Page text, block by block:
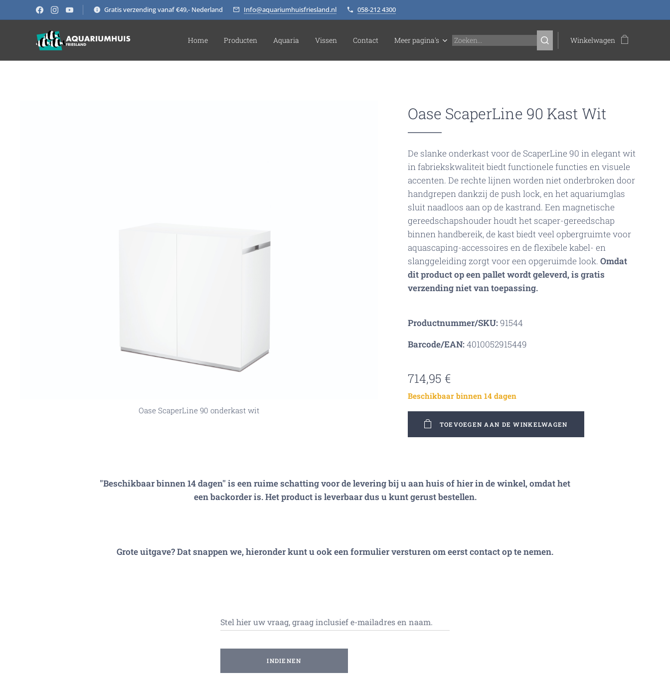
Gratis verzending vanaf €49,- Nederland Info@aquariumhuisfriesland.nl 058-212 4300
Home Producten Aquaria Vissen Contact Meer pagina's Winkelwagen
Oase ScaperLine 90 Kast Wit
Oase ScaperLine 90 onderkast wit
De slanke onderkast voor de ScaperLine 90 in elegant wit
in fabriekskwaliteit biedt functionele functies en visuele
accenten. De rechte lijnen worden niet onderbroken door
handgrepen dankzij de push lock, en het aquariumglas
sluit naadloos aan op de kastrand. Een magnetische
gereedschapshouder houdt het scaper-gereedschap
binnen handbereik, de kast biedt veel opbergruimte voor
aquascaping-accessoires en de flexibele kabel- en
slanggeleiding zorgt voor een opgeruimde look.Omdat
dit product op een pallet wordt geleverd, is gratis
verzending niet van toepassing.
Productnummer/SKU:91544
Barcode/EAN:4010052915449
714,95 €
Beschikbaar binnen 14 dagen
TOEVOEGEN AAN DE WINKELWAGEN
"Beschikbaar binnen 14 dagen'' is een ruime schatting voor de levering bij u aan huis of hier in de winkel, omdat het
een backorder is. Het product is leverbaar dus u kunt gerust bestellen.
Grote uitgave? Dat snappen we, hieronder kunt u ook een formulier versturen om eerst contact op te nemen.
Stel hier uw vraag, graag inclusief e-mailadres en naam.
INDIENEN